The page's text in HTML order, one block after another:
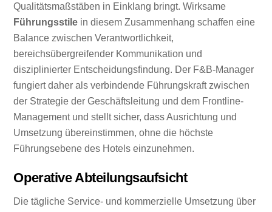
Qualitätsmaßstäben in Einklang bringt. Wirksame
Führungsstile in diesem Zusammenhang schaffen eine
Balance zwischen Verantwortlichkeit,
bereichsübergreifender Kommunikation und
disziplinierter Entscheidungsfindung. Der F&B-Manager
fungiert daher als verbindende Führungskraft zwischen
der Strategie der Geschäftsleitung und dem Frontline-
Management und stellt sicher, dass Ausrichtung und
Umsetzung übereinstimmen, ohne die höchste
Führungsebene des Hotels einzunehmen.
Operative Abteilungsaufsicht
Die tägliche Service- und kommerzielle Umsetzung über